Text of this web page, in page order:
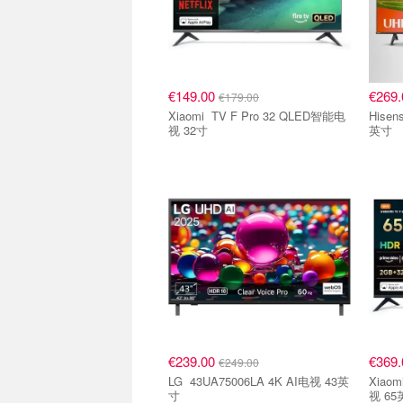
€149.00 €179.00
Xiaomi TV F Pro 32 QLED智能电
视 32寸
Hisense 50E6NT 4K
英寸
€239.00 €249.00
LG 43UA75006LA 4K AI电视 43英
寸
Xiaomi Xiaomi TV F 65
视 65